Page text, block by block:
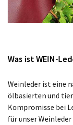
Was ist WEIN-
Weinleder ist eine
ölbasierten und
Kompromisse bei
für unser